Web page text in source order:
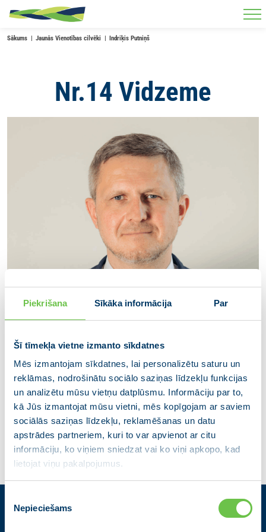
Piekrišana Sīkāka informācija Par
Šī tīmekļa vietne izmanto sīkdatnes
Mēs izmantojam sīkdatnes, lai personalizētu saturu un
reklāmas, nodrošinātu sociālo saziņas līdzekļu funkcijas
un analizētu mūsu vietņu datplūsmu. Informāciju par to,
kā Jūs izmantojat mūsu vietni, mēs kopīgojam ar saviem
sociālās saziņas līdzekļu, reklamēšanas un datu
apstrādes partneriem, kuri to var apvienot ar citu
informāciju, ko viņiem sniedzat vai ko viņi apkopo, kad
lietojat viņu pakalpojumus.
izvēle
Nepieciešams
Skip to main content
Sākums Jaunās Vienotības cilvēki Indriķis Putniņš
Nr.14 Vidzeme
Indriķis Putniņš
Cēsu novada domes deputāts